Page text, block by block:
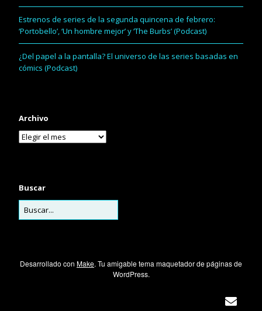
Estrenos de series de la segunda quincena de febrero:
‘Portobello’, ‘Un hombre mejor’ y ‘The Burbs’ (Podcast)
¿Del papel a la pantalla? El universo de las series basadas en
cómics (Podcast)
Archivo
Buscar
Desarrollado con Make. Tu amigable tema maquetador de páginas de
WordPress.